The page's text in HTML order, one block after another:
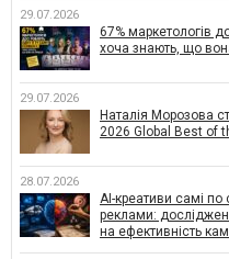
29.07.2026
67% маркетологів
хоча знають, що
29.07.2026
Наталія Морозова
2026 Global Best of
28.07.2026
AI-креативи самі по
реклами:
на ефективність